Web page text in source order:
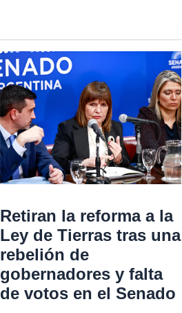
Retiran la reforma a la
Ley de Tierras tras una
rebelión de
gobernadores y falta
de votos en el Senado